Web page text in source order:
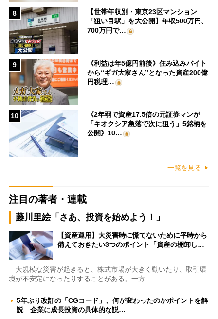
8
【世帯年収別・東京23区マンション
「狙い目駅」を大公開】年収500万円、
700万円で…
9
《利益は年5億円前後》住み込みバイト
から“ギガ大家さん”となった資産200億
円税理…
10
《2年弱で資産17.5倍の元証券マンが
「キオクシア急落で次に狙う」5銘柄を
公開》10…
一覧を見る
注目の著者・連載
藤川里絵「さあ、投資を始めよう！」
【資産運用】大災害時に慌てないために平時から
備えておきたい3つのポイント「資産の棚卸し…
大規模な災害が起きると、株式市場が大きく動いたり、取引環
境が不安定になったりすることがある。一方…
5年ぶり改訂の「CGコード」、何が変わったのかポイントを解
説 企業に成長投資の具体的な説…